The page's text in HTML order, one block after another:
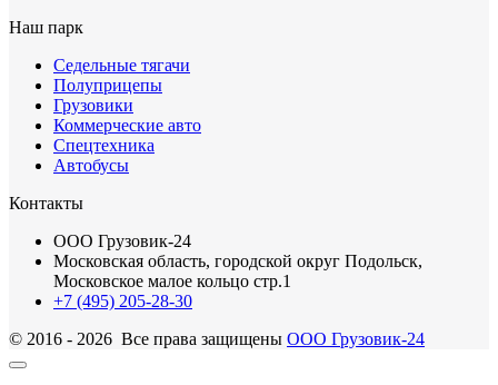
Наш парк
Седельные тягачи
Полуприцепы
Грузовики
Коммерческие авто
Спецтехника
Автобусы
Контакты
ООО Грузовик-24
Московская область, городской округ Подольск,
Московское малое кольцо стр.1
+7 (495) 205-28-30
© 2016 - 2026 Все права защищены ООО Грузовик-24